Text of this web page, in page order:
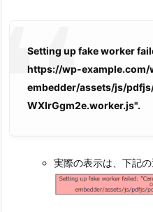
Setting up fake worker
https://wp-
embedder/assets/js/
WXIrGgm2e.worker.js".
実際の表示は、下記の